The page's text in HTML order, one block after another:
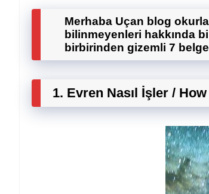
Merhaba Uçan blog
bilinmeyenleri hakkında
birbirinden gizemli 7
1. Evren Nasıl İşler /